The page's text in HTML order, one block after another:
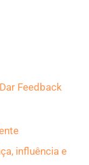
Feedback
influência e